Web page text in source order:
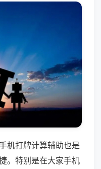
机打牌计算辅助也是
。特别是在大家手机